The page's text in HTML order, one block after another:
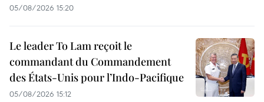
05/08/2026 15:20
Le leader To Lam reçoit le
commandant du Commandement
des États-Unis pour l’Indo-Pacifique
05/08/2026 15:12